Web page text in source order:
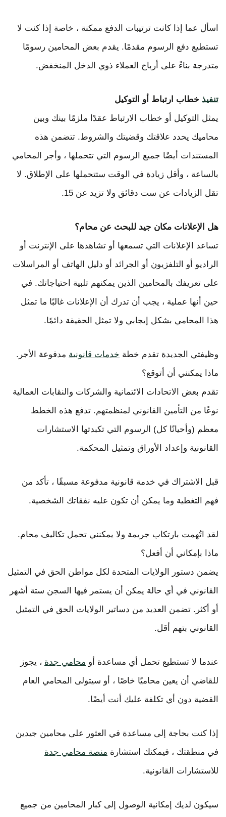
اسأل عما إذا كانت ترتيبات الدفع ممكنة ، خاصة إذا كنت لا
تستطيع دفع الرسوم مقدمًا. يقدم بعض المحامين رسومًا
متدرجة بناءً على أرباح العملاء ذوي الدخل المنخفض.
تنفيذ خطاب ارتباط أو التوكيل
يمثل التوكيل أو خطاب الارتباط عقدًا ملزمًا بينك وبين
محاميك يحدد علاقتك وقضيتك والشروط. تتضمن هذه
المستندات أيضًا جميع الرسوم التي تتحملها ، وأجر المحامي
بالساعة ، وأقل زيادة في الوقت ستتحملها على الإطلاق. لا
تقل الزيادات عن ست دقائق ولا تزيد عن 15.
هل الإعلانات مكان جيد للبحث عن محام؟
تساعد الإعلانات التي تسمعها أو تشاهدها على الإنترنت أو
الراديو أو التلفزيون أو الجرائد أو دليل الهاتف أو المراسلات
على تعريفك بالمحامين الذين يمكنهم تلبية احتياجاتك. في
حين أنها عملية ، يجب أن تدرك أن الإعلانات غالبًا ما تمثل
هذا المحامي بشكل إيجابي ولا تمثل الحقيقة دائمًا.
وظيفتي الجديدة تقدم خطة خدمات قانونية مدفوعة الأجر.
ماذا يمكنني أن أتوقع؟
تقدم بعض الاتحادات الائتمانية والشركات والنقابات العمالية
نوعًا من التأمين القانوني لمنظمتهم. تدفع هذه الخطط
معظم (وأحيانًا كل) الرسوم التي تكبدتها الاستشارات
القانونية وإعداد الأوراق وتمثيل المحكمة.
قبل الاشتراك في خدمة قانونية مدفوعة مسبقًا ، تأكد من
فهم التغطية وما يمكن أن تكون عليه نفقاتك الشخصية.
لقد اتُهمت بارتكاب جريمة ولا يمكنني تحمل تكاليف محام.
ماذا بإمكاني أن أفعل؟
يضمن دستور الولايات المتحدة لكل مواطن الحق في التمثيل
القانوني في أي حالة يمكن أن يستمر فيها السجن ستة أشهر
أو أكثر. تضمن العديد من دساتير الولايات الحق في التمثيل
القانوني بتهم أقل.
عندما لا تستطيع تحمل أي مساعدة أو محامي جدة ، يجوز
للقاضي أن يعين محاميًا خاصًا ، أو سيتولى المحامي العام
القضية دون أي تكلفة عليك أنت أيضًا.
إذا كنت بحاجة إلى مساعدة في العثور على محامين جيدين
في منطقتك ، فيمكنك استشارة منصة محامي جدة
للاستشارات القانونية.
سيكون لديك إمكانية الوصول إلى كبار المحامين من جميع